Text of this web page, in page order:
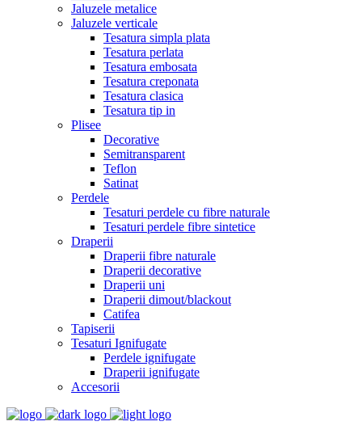
Jaluzele metalice
Jaluzele verticale
Tesatura simpla plata
Tesatura perlata
Tesatura embosata
Tesatura creponata
Tesatura clasica
Tesatura tip in
Plisee
Decorative
Semitransparent
Teflon
Satinat
Perdele
Tesaturi perdele cu fibre naturale
Tesaturi perdele fibre sintetice
Draperii
Draperii fibre naturale
Draperii decorative
Draperii uni
Draperii dimout/blackout
Catifea
Tapiserii
Tesaturi Ignifugate
Perdele ignifugate
Draperii ignifugate
Accesorii